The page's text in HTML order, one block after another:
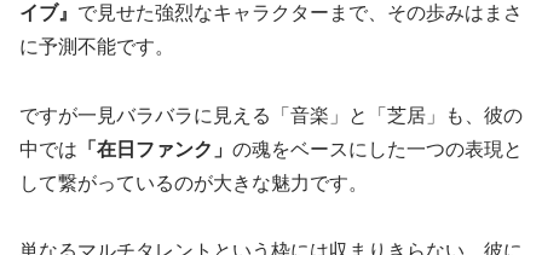
イブ』 で見せた強烈なキャラクターまで、その歩みはまさ
に予測不能です。
ですが一見バラバラに見える「音楽」と「芝居」も、彼の
中では 「在日ファンク」 の魂をベースにした一つの表現と
して繋がっているのが大きな魅力です。